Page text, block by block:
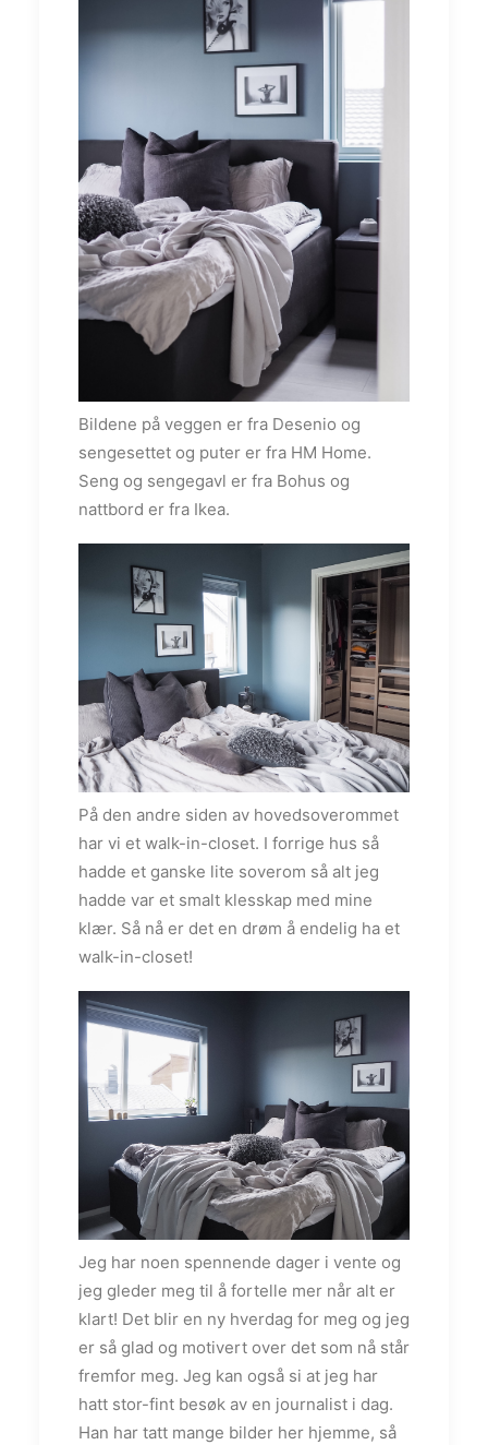
Bildene på veggen er fra Desenio og
sengesettet og puter er fra HM Home.
Seng og sengegavl er fra Bohus og
nattbord er fra Ikea.
På den andre siden av hovedsoverommet
har vi et walk-in-closet. I forrige hus så
hadde et ganske lite soverom så alt jeg
hadde var et smalt klesskap med mine
klær. Så nå er det en drøm å endelig ha et
walk-in-closet!
Jeg har noen spennende dager i vente og
jeg gleder meg til å fortelle mer når alt er
klart! Det blir en ny hverdag for meg og jeg
er så glad og motivert over det som nå står
fremfor meg. Jeg kan også si at jeg har
hatt stor-fint besøk av en journalist i dag.
Han har tatt mange bilder her hjemme, så